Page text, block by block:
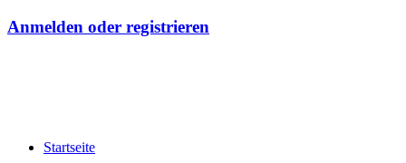
Anmelden oder registrieren
Startseite